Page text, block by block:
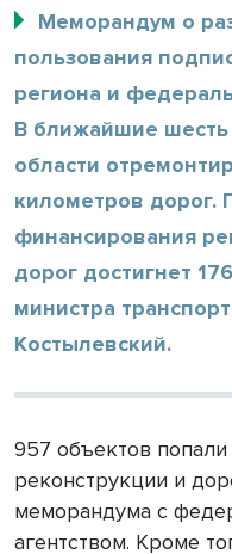
Меморандум о
пользования
региона и
В ближайшие шесть
области
километров дорог.
финансирования
дорог достигнет
министра
Костылевский.
957 объектов
реконструкции и
меморандума с
агентством. Кроме